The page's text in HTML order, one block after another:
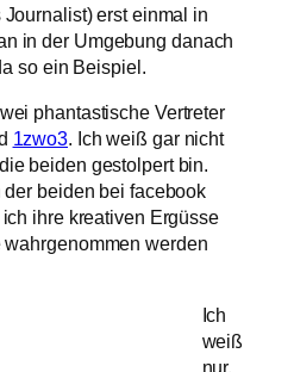
erst einmal in
in der Umgebung danach
so ein Beispiel.
phantastische Vertreter
1zwo3. Ich weiß gar nicht
beiden gestolpert bin.
beiden bei facebook
ihre kreativen Ergüsse
werden
Ich
weiß
nur,